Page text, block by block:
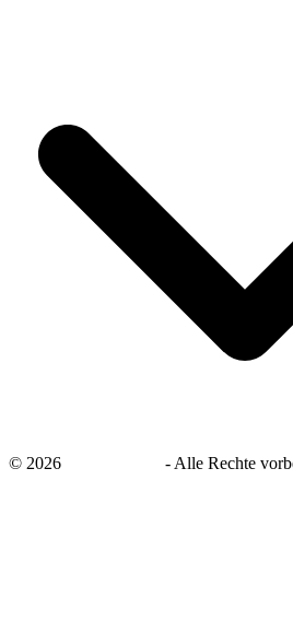
© 2026 - Alle Rechte